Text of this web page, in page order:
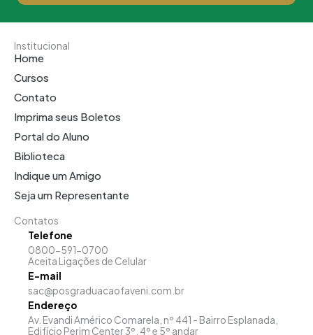
Institucional
Home
Cursos
Contato
Imprima seus Boletos
Portal do Aluno
Biblioteca
Indique um Amigo
Seja um Representante
Contatos
Telefone
0800-591-0700
Aceita Ligações de Celular
E-mail
sac@posgraduacaofaveni.com.br
Endereço
Av. Evandi Américo Comarela, nº 441 - Bairro Esplanada,
Edifício Perim Center 3º, 4º e 5º andar